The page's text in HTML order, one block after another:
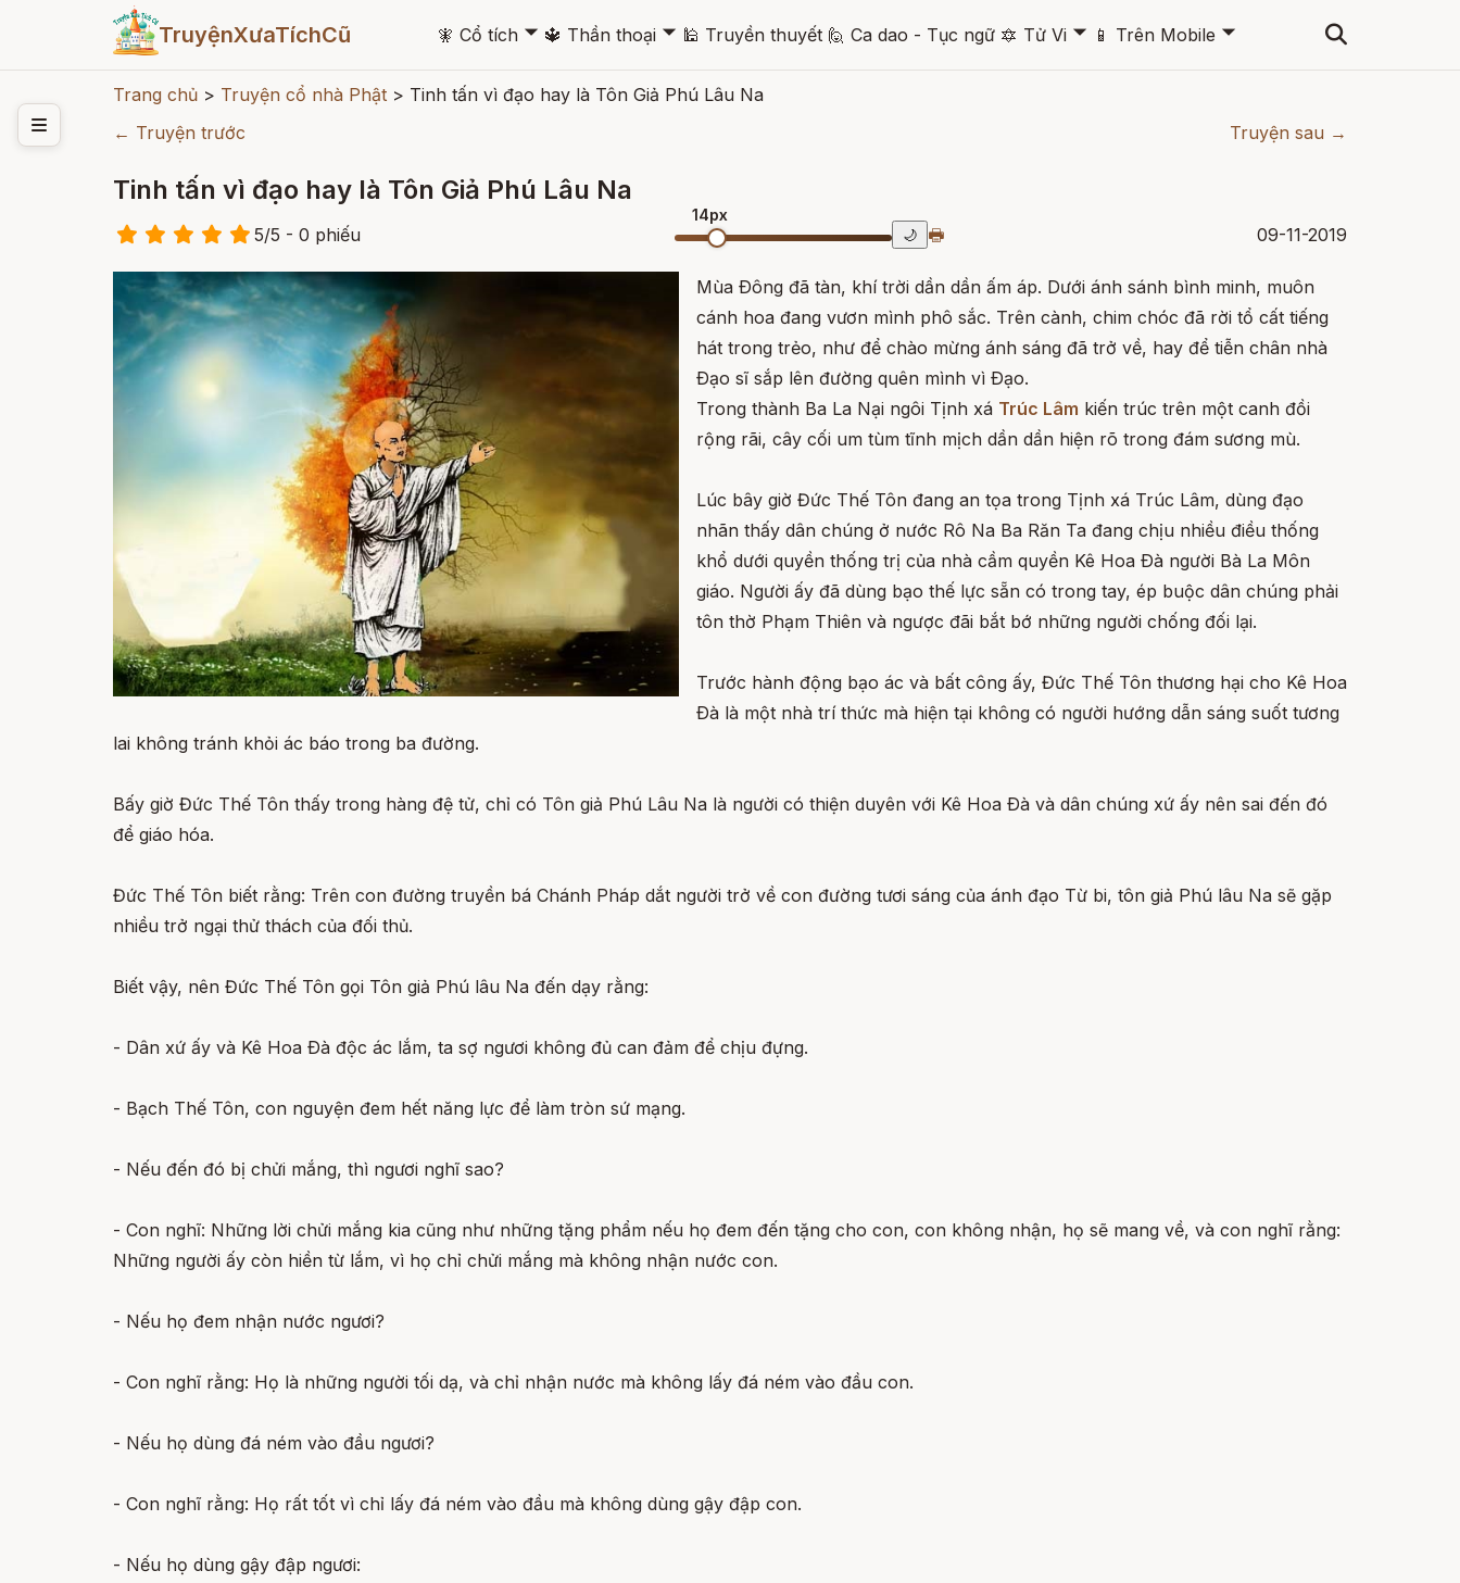
TruyệnXưaTíchCũ 🧚 Cổ tích 🞃 🔱 Thần thoại 🞃 🕌 Truyền thuyết 🙋 Ca dao - Tục ngữ 🔯 Tử Vi 🞃 📱 Trên Mobile 🞃
Trang chủ > Truyện cổ nhà Phật > Tinh tấn vì đạo hay là Tôn Giả Phú Lâu Na
← Truyện trước
Truyện sau →
Tinh tấn vì đạo hay là Tôn Giả Phú Lâu Na
5/5 - 0 phiếu
14px
🌙 🖶 09-11-2019
Mùa Ðông đã tàn, khí trời dần dần ấm áp. Dưới ánh sánh bình minh, muôn
cánh hoa đang vươn mình phô sắc. Trên cành, chim chóc đã rời tổ cất tiếng
hát trong trẻo, như để chào mừng ánh sáng đã trở về, hay để tiễn chân nhà
Ðạo sĩ sắp lên đường quên mình vì Ðạo.
Trong thành Ba La Nại ngôi Tịnh xá Trúc Lâm kiến trúc trên một canh đồi
rộng rãi, cây cối um tùm tĩnh mịch dần dần hiện rõ trong đám sương mù.
Lúc bây giờ Đức Thế Tôn đang an tọa trong Tịnh xá Trúc Lâm, dùng đạo
nhãn thấy dân chúng ở nước Rô Na Ba Răn Ta đang chịu nhiều điều thống
khổ dưới quyền thống trị của nhà cầm quyền Kê Hoa Ðà người Bà La Môn
giáo. Người ấy đã dùng bạo thế lực sẵn có trong tay, ép buộc dân chúng phải
tôn thờ Phạm Thiên và ngược đãi bắt bớ những người chống đối lại.
Trước hành động bạo ác và bất công ấy, Đức Thế Tôn thương hại cho Kê Hoa
Ðà là một nhà trí thức mà hiện tại không có người hướng dẫn sáng suốt tương
lai không tránh khỏi ác báo trong ba đường.
Bấy giờ Đức Thế Tôn thấy trong hàng đệ tử, chỉ có Tôn giả Phú Lâu Na là người có thiện duyên với Kê Hoa Ðà và dân chúng xứ ấy nên sai đến đó
để giáo hóa.
Đức Thế Tôn biết rằng: Trên con đường truyền bá Chánh Pháp dắt người trở về con đường tươi sáng của ánh đạo Từ bi, tôn giả Phú lâu Na sẽ gặp
nhiều trở ngại thử thách của đối thủ.
Biết vậy, nên Đức Thế Tôn gọi Tôn giả Phú lâu Na đến dạy rằng:
- Dân xứ ấy và Kê Hoa Ðà độc ác lắm, ta sợ ngươi không đủ can đảm để chịu đựng.
- Bạch Thế Tôn, con nguyện đem hết năng lực để làm tròn sứ mạng.
- Nếu đến đó bị chửi mắng, thì ngươi nghĩ sao?
- Con nghĩ: Những lời chửi mắng kia cũng như những tặng phẩm nếu họ đem đến tặng cho con, con không nhận, họ sẽ mang về, và con nghĩ rằng:
Những người ấy còn hiền từ lắm, vì họ chỉ chửi mắng mà không nhận nước con.
- Nếu họ đem nhận nước ngươi?
- Con nghĩ rằng: Họ là những người tối dạ, và chỉ nhận nước mà không lấy đá ném vào đầu con.
- Nếu họ dùng đá ném vào đầu ngươi?
- Con nghĩ rằng: Họ rất tốt vì chỉ lấy đá ném vào đầu mà không dùng gậy đập con.
- Nếu họ dùng gậy đập ngươi: